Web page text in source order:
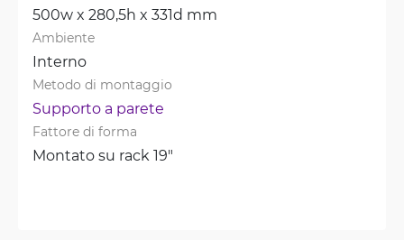
500w x 280,5h x 331d mm
Ambiente
Interno
Metodo di montaggio
Supporto a parete
Fattore di forma
Montato su rack 19"